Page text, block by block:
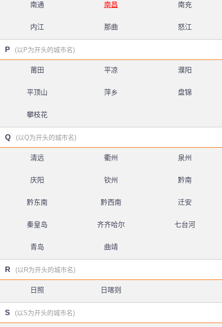
南通 南昌 南充
内江 那曲 怒江
P (以P为开头的城市名)
莆田 平凉 濮阳
平顶山 萍乡 盘锦
攀枝花
Q (以Q为开头的城市名)
清远 衢州 泉州
庆阳 钦州 黔南
黔东南 黔西南 迁安
秦皇岛 齐齐哈尔 七台河
青岛 曲靖
R (以R为开头的城市名)
日照 日喀则
S (以S为开头的城市名)